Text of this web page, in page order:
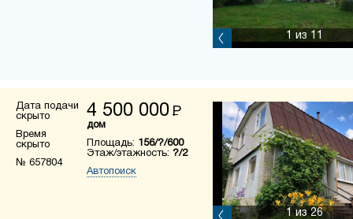
1 из 11
Дата подачи
скрыто
Время
скрыто
№ 657804
4 500 000 Р
дом
Площадь: 156/?/600
Этаж/этажность: ?/2
Автопоиск
1из 26